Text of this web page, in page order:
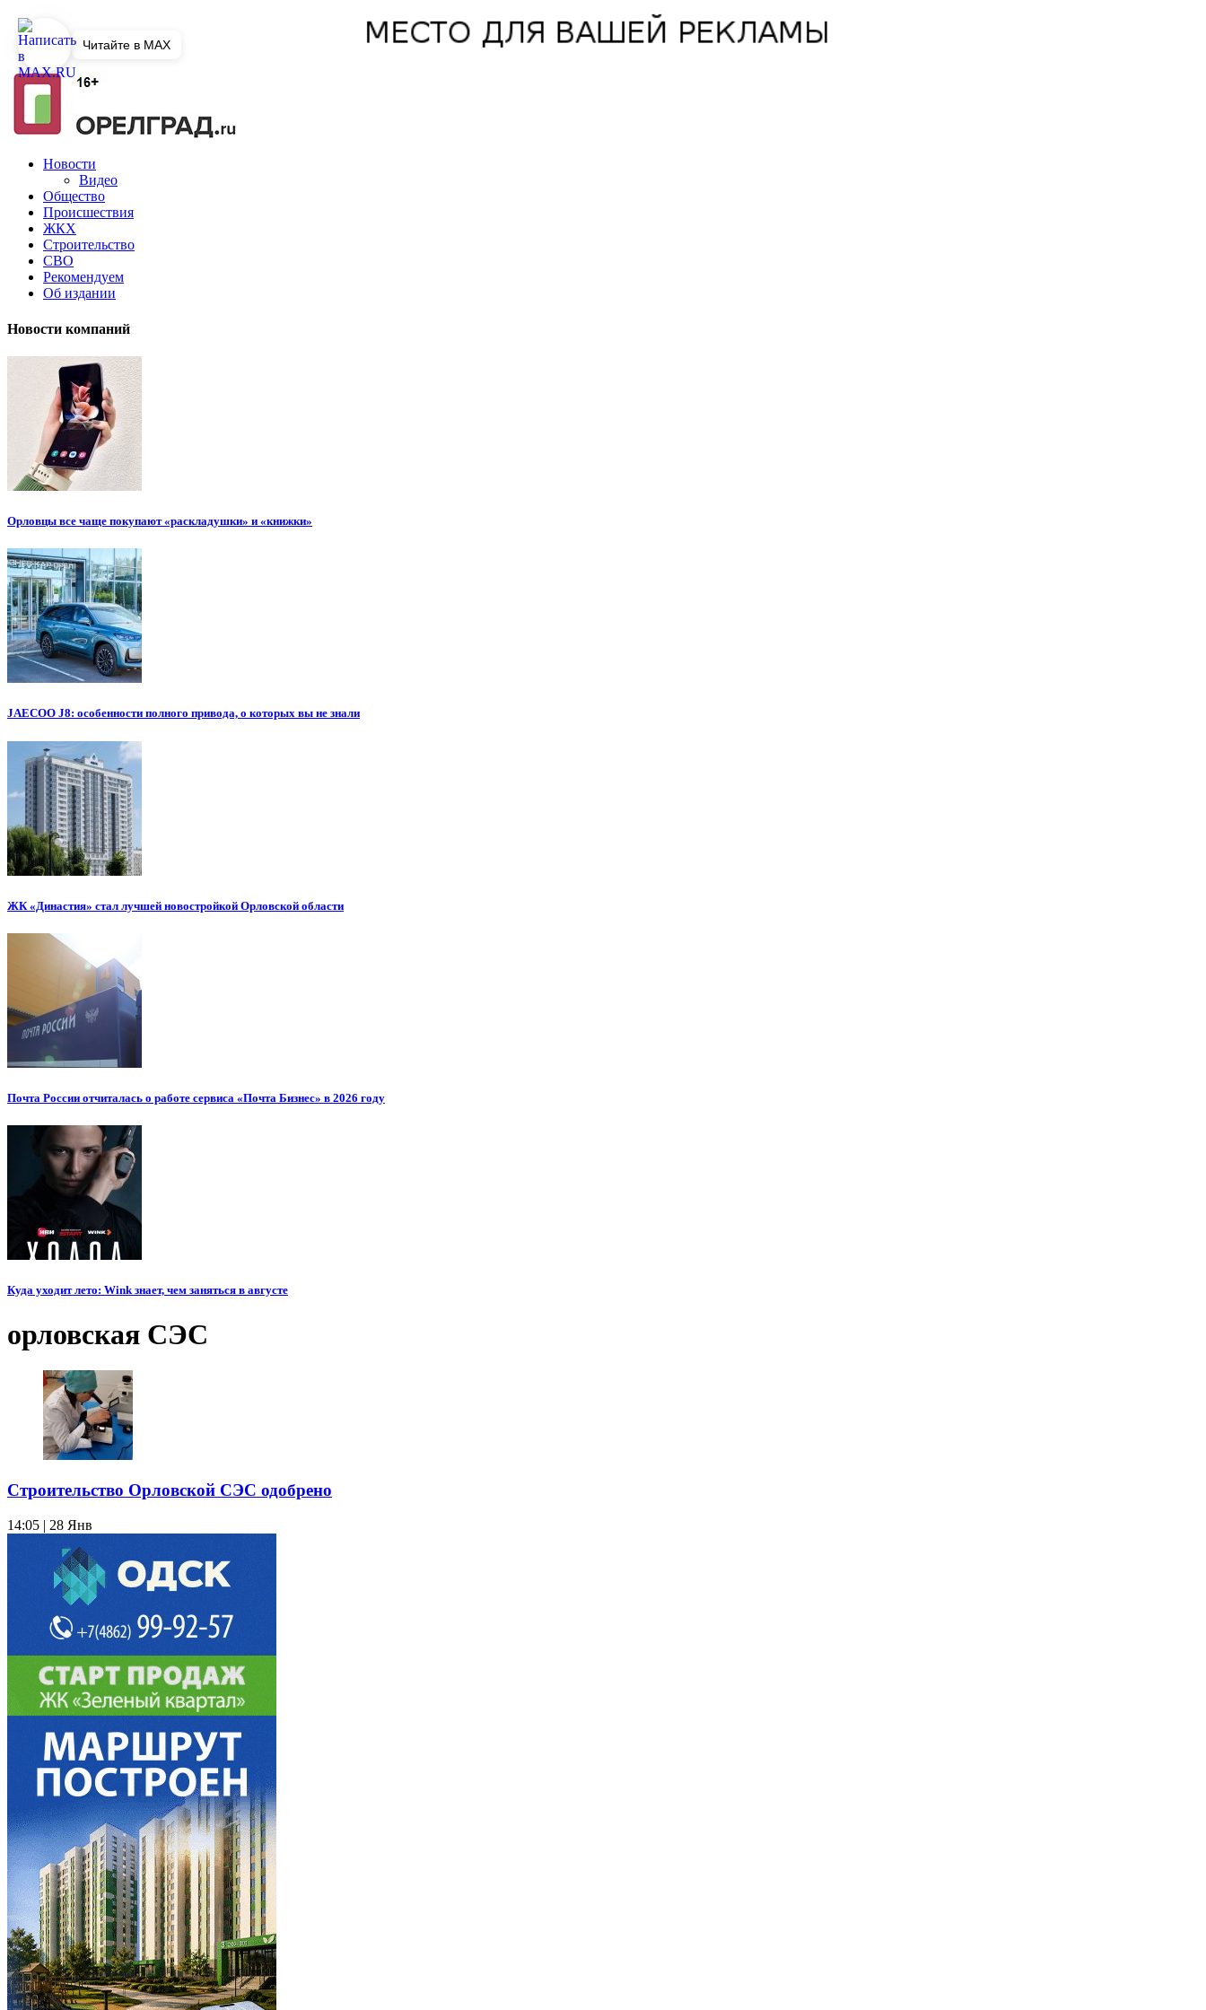
Новости
Видео
Общество
Происшествия
ЖКХ
Строительство
СВО
Рекомендуем
Об издании
Новости компаний
Орловцы все чаще покупают «раскладушки» и «книжки»
JAECOO J8: особенности полного привода, о которых вы не знали
ЖК «Династия» стал лучшей новостройкой Орловской области
Почта России отчиталась о работе сервиса «Почта Бизнес» в 2026 году
Куда уходит лето: Wink знает, чем заняться в августе
орловская СЭС
Строительство Орловской СЭС одобрено
14:05 | 28 Янв
Читайте в MAX